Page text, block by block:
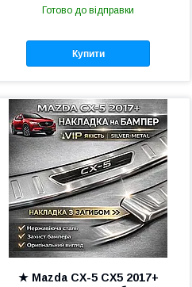
Готово до відправки
Купити
★ Mazda CX-5 CX5 2017+